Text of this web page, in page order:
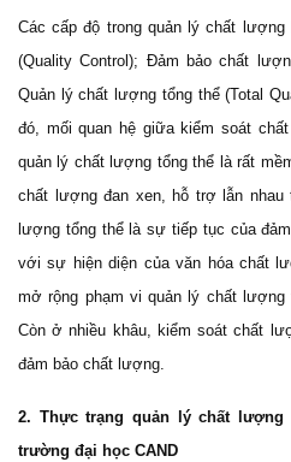
Các cấp độ trong quản lý chất lượng
(Quality Control); Đảm bảo chất
Quản lý chất lượng tổng thể (Total
đó, mối quan hệ giữa kiểm soát
quản lý chất lượng tổng thể là rất
chất lượng đan xen, hỗ trợ lẫn
lượng tổng thể là sự tiếp tục của
với sự hiện diện của văn hóa chất
mở rộng phạm vi quản lý chất
Còn ở nhiều khâu, kiểm soát chất
đảm bảo chất lượng.
2. Thực trạng quản lý chất
trường đại học CAND